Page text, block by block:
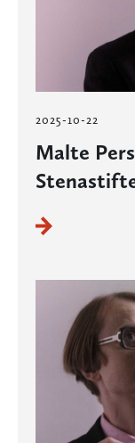
2025-10-22
Malte